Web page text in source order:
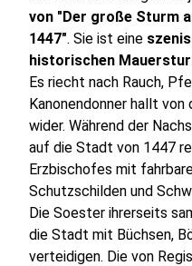
von "Der große Sturm
1447". Sie ist eine
historischen
Es riecht nach Rauch,
Kanonendonner hallt
wider. Während der
auf die Stadt von 1447
Erzbischofes mit
Schutzschilden und
Die Soester ihrerseits
die Stadt mit Büchsen,
verteidigen. Die von